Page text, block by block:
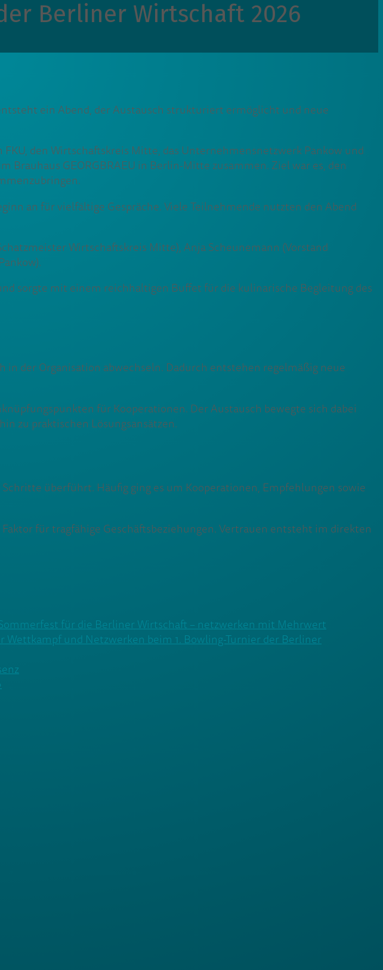
Berliner Wirtschaft 2026
ein Abend, der Austausch strukturiert ermöglicht und neue
den Wirtschaftskreis Mitte, das Unternehmensnetzwerk Pankow und
GEORGBRAEU in Berlin-Mitte zusammen. Ziel war es, den
an für vielfältige Gespräche. Viele Teilnehmende nutzten den Abend
Wirtschaftskreis Mitte), Anja Scheunemann (Vorstand
sorgte mit einem reichhaltigen Buffet für die kulinarische Begleitung des
der Organisation abwechseln. Dadurch entstehen regelmäßig neue
für Kooperationen. Der Austausch bewegte sich dabei
zu praktischen Lösungsansätzen.
überführt. Häufig ging es um Kooperationen, Empfehlungen sowie
für tragfähige Geschäftsbeziehungen. Vertrauen entsteht im direkten
für die Berliner Wirtschaft – netzwerken mit Mehrwert
Wettkampf und Netzwerken beim 1. Bowling-Turnier der Berliner